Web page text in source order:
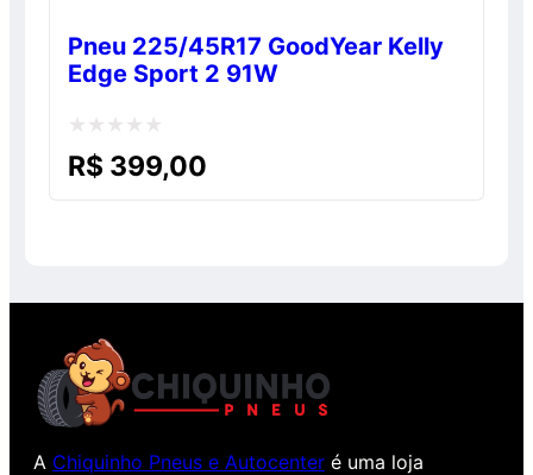
Pneu 225/45R17 GoodYear Kelly
Edge Sport 2 91W
Avaliação
R$ 399,00
A Chiquinho Pneus e Autocenter é uma loja